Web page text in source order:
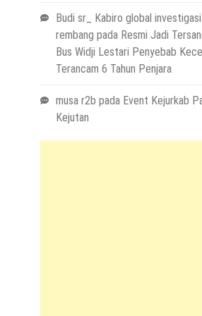
Budi sr_ Kabiro global
rembang pada Resmi Jadi
Bus Widji Lestari Penyebab
Terancam 6 Tahun Penjara
musa r2b pada Event Kejurkab
Kejutan